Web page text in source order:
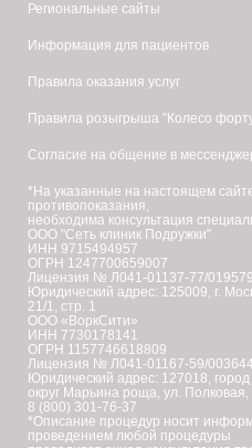
Региональные сайты
Информация для пациентов
Правила оказания услуг
Правила розыгрыша "Колесо
Согласие на общение в
*На указанные на настоящем
противопоказания,
необходима консультация
ООО "Сеть клиник Подружки"
ИНН 9715494957
ОГРН 1247700659007
Лицензия № Л041-01137-77/
Юридический адрес: 125009, г.
21/1, стр. 1
ООО «ВоркСити»
ИНН 7730178141
ОГРН 1157746618809
Лицензия № Л041-01167-59/
Юридический адрес: 127018,
округ Марьина роща, ул. Полковая,
8 (800) 301-76-37
*Описание процедур носит
проведением любой процедуры